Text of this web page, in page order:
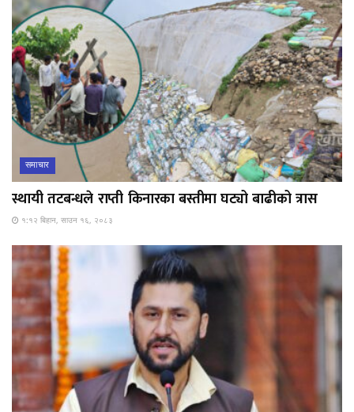
समाचार
स्थायी तटबन्धले राप्ती किनारका बस्तीमा घट्यो बाढीको त्रास
१:१२ बिहान, साउन १६, २०८३